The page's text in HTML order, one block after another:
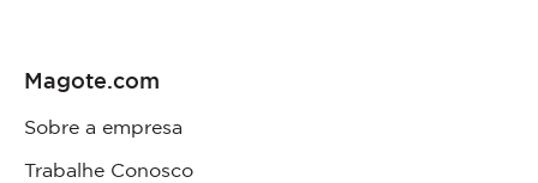
Magote.com
Sobre a empresa
Trabalhe Conosco